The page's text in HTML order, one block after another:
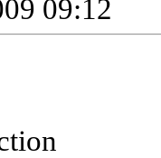
09:12